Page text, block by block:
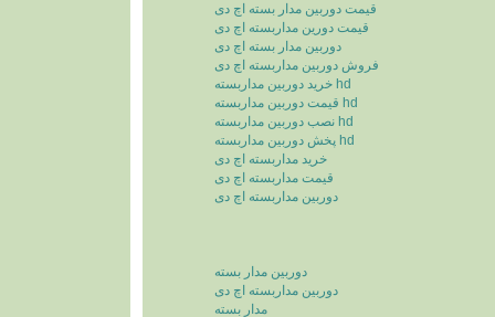
قیمت دوربین مدار بسته اچ دی
قیمت دورین مداربسته اچ دی
دوربین مدار بسته اچ دی
فروش دوربین مداربسته اچ دی
خرید دوربین مداربسته hd
قیمت دوربین مداربسته hd
نصب دوربین مداربسته hd
پخش دوربین مداربسته hd
خرید مداربسته اچ دی
قیمت مداربسته اچ دی
دوربین مداربسته اچ دی
دوربین مدار بسته
دوربین مداربسته اچ دی
مدار بسته